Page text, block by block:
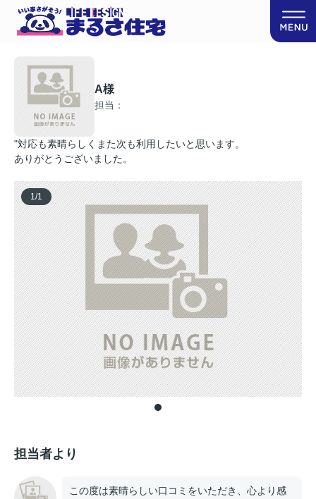
A様
担当：
"対応も素晴らしくまた次も利用したいと思います。
ありがとうございました。
1/1
担当者より
この度は素晴らしい口コミをいただき、心より感